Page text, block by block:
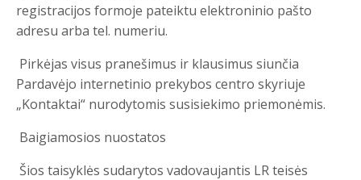
registracijos formoje pateiktu elektroninio pašto
adresu arba tel. numeriu.
Pirkėjas visus pranešimus ir klausimus siunčia
Pardavėjo internetinio prekybos centro skyriuje
„Kontaktai“ nurodytomis susisiekimo priemonėmis.
Baigiamosios nuostatos
Šios taisyklės sudarytos vadovaujantis LR teisės